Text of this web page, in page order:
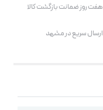
هفت روز ضمانت بازگشت کالا
ارسال سریع در مشهد